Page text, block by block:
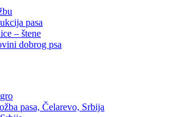
pasa
– štene
dobrog psa
pasa, Čelarevo, Srbija